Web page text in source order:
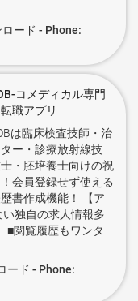
ロード - Phone:
コメディカル専門
職アプリ
は臨床検査技師・治
ー・診療放射線技
・胚培養士向けの祝
会員登録せず使える
書作成機能！ 【ア
独自の求人情報多
■閲覧履歴もワンタ
ード - Phone: